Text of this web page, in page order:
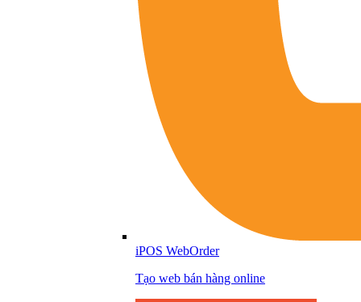
iPOS WebOrder
Tạo web bán hàng online